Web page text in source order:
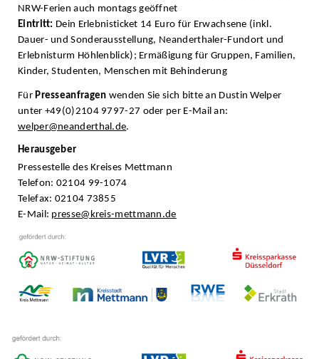
NRW-Ferien auch montags geöffnet
Eintritt: Dein Erlebnisticket 14 Euro für Erwachsene (inkl.
Dauer- und Sonderausstellung, Neanderthaler-Fundort und
Erlebnisturm Höhlenblick); Ermäßigung für Gruppen, Familien,
Kinder, Studenten, Menschen mit Behinderung
Für Presseanfragen wenden Sie sich bitte an Dustin Welper
unter +49(0)2104 9797-27 oder per E-Mail an:
welper@neanderthal.de.
Herausgeber
Pressestelle des Kreises Mettmann
Telefon: 02104 99-1074
Telefax: 02104 73855
E-Mail: presse@kreis-mettmann.de